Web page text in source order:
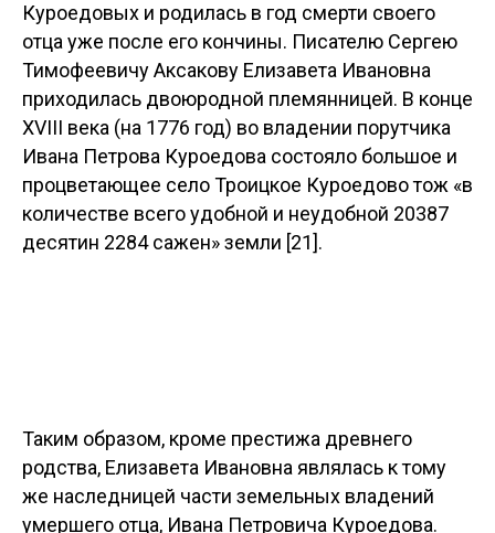
Куроедовых и родилась в год смерти своего
отца уже после его кончины. Писателю Сергею
Тимофеевичу Аксакову Елизавета Ивановна
приходилась двоюродной племянницей. В конце
XVIII века (на 1776 год) во владении порутчика
Ивана Петрова Куроедова состояло большое и
процветающее село Троицкое Куроедово тож «в
количестве всего удобной и неудобной 20387
десятин 2284 сажен» земли [21].